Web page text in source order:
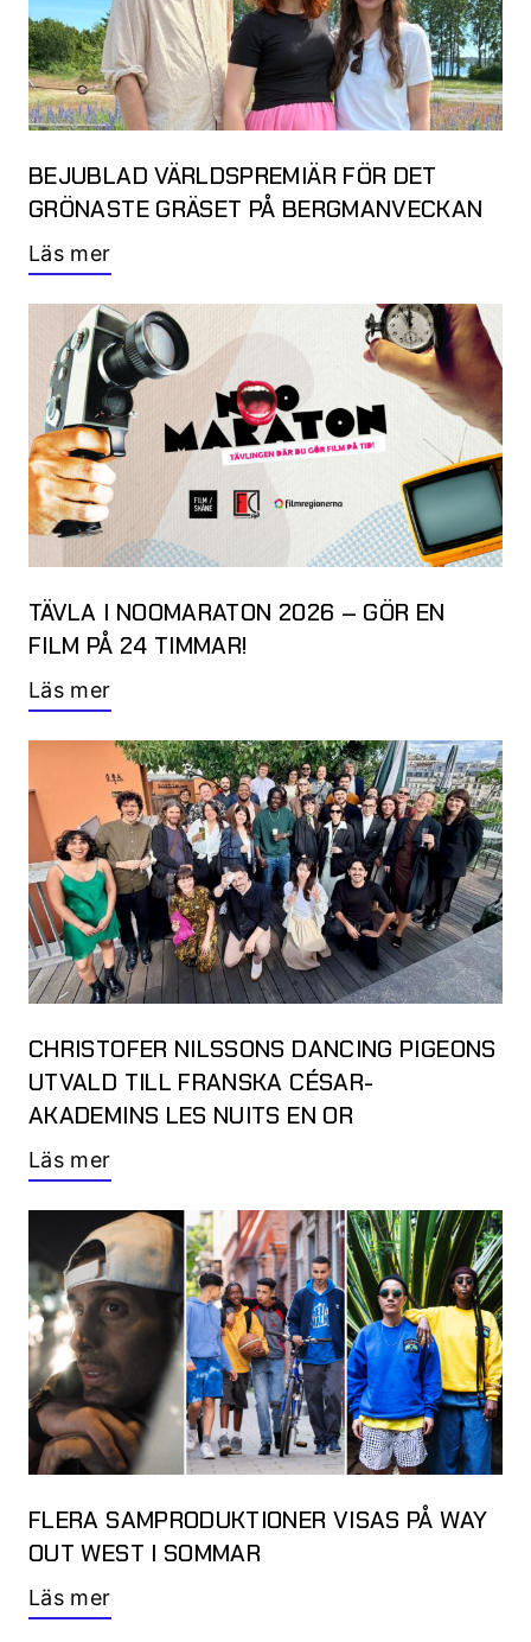
BEJUBLAD VÄRLDSPREMIÄR FÖR DET
GRÖNASTE GRÄSET PÅ BERGMANVECKAN
Läs mer
TÄVLA I NOOMARATON 2026 – GÖR EN
FILM PÅ 24 TIMMAR!
Läs mer
CHRISTOFER NILSSONS DANCING PIGEONS
UTVALD TILL FRANSKA CÉSAR-
AKADEMINS LES NUITS EN OR
Läs mer
FLERA SAMPRODUKTIONER VISAS PÅ WAY
OUT WEST I SOMMAR
Läs mer